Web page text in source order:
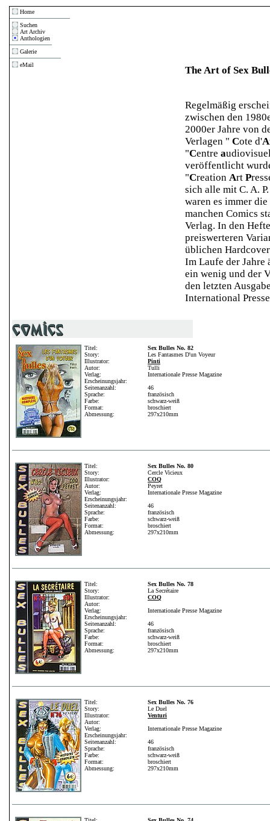
Home
Suchen
Art Archiv
Anthologien
Galerie
eMail
The Art of Sex
Regelmäßig
zwischen den
2000er Jahre von
Verlagen " Cote d'A
"Centre a
veröffentlicht
"Creation Art P
sich alle mit C. A.
waren es immer
manchen Comics
Verlag. In den
preiswerteren
üblichen
Im Laufe der Jahre
ein wenig und der
den letzten
International
Titel:
Story:
Illustrator:
Autor:
Verlag:
Erscheinungsjahr:
Seitenanzahl:
Sprache:
Farbe:
Format:
Abmessung:
Sex Bulles No. 82
Les Fantasmes D'un Voyeur
Pinti
Tulli
Internationale Presse Magazine
46
französisch
schwarz-weiß
broschiert
297x210mm
Titel:
Story:
Illustrator:
Autor:
Verlag:
Erscheinungsjahr:
Seitenanzahl:
Sprache:
Farbe:
Format:
Abmessung:
Sex Bulles No. 80
Cercle Vicieux
COQ
Peyret
Internationale Presse Magazine
46
französisch
schwarz-weiß
broschiert
297x210mm
Titel:
Story:
Illustrator:
Autor:
Verlag:
Erscheinungsjahr:
Seitenanzahl:
Sprache:
Farbe:
Format:
Abmessung:
Sex Bulles No. 78
La Secrétaire
COQ
Internationale Presse Magazine
46
französisch
schwarz-weiß
broschiert
297x210mm
Titel:
Story:
Illustrator:
Autor:
Verlag:
Erscheinungsjahr:
Seitenanzahl:
Sprache:
Farbe:
Format:
Abmessung:
Sex Bulles No. 76
Le Duel
Venturi
Internationale Presse Magazine
46
französisch
schwarz-weiß
broschiert
297x210mm